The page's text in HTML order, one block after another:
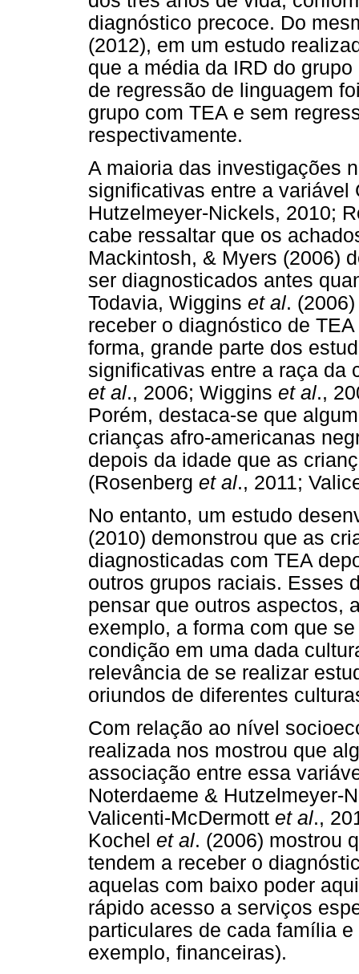
diagnóstico precoce. Do
(2012), em um estudo
que a média da IRD do
de regressão de linguagem
grupo com TEA e sem
respectivamente.
A maioria das investigações
significativas entre a variável
Hutzelmeyer-Nickels, 2010;
cabe ressaltar que os
Mackintosh, & Myers (2006)
ser diagnosticados antes
Todavia, Wiggins et al.
receber o diagnóstico de
forma, grande parte dos
significativas entre a raça da
et al., 2006; Wiggins et al.,
Porém, destaca-se que
crianças afro-americanas
depois da idade que as
(Rosenberg et al., 2011;
No entanto, um estudo
(2010) demonstrou que as
diagnosticadas com TEA
outros grupos raciais. Esses
pensar que outros aspectos,
exemplo, a forma com que
condição em uma dada
relevância de se realizar
oriundos de diferentes
Com relação ao nível
realizada nos mostrou que
associação entre essa
Noterdaeme & Hutzelmeyer-
Valicenti-McDermott et al.,
Kochel et al. (2006) mostrou
tendem a receber o
aquelas com baixo poder
rápido acesso a serviços
particulares de cada família
exemplo, financeiras).